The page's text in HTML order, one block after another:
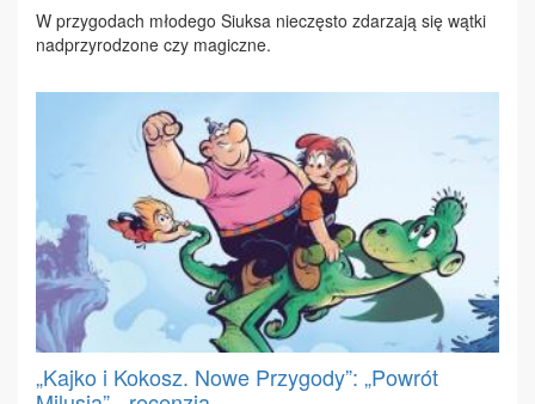
W przy­go­dach mło­de­go Siuk­sa nie­czę­sto zda­rza­ją się wąt­ki
nad­przy­ro­dzo­ne czy ma­gicz­ne.
„Kajko i Kokosz. Nowe Przygody”: „Powrót